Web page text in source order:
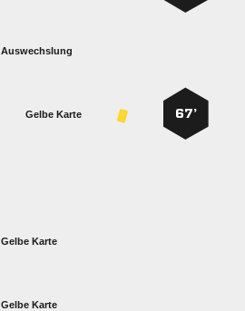
Auswechslung
67’
Gelbe Karte
Gelbe Karte
Gelbe Karte